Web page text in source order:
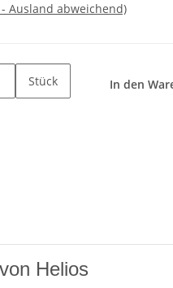
- Ausland abweichend)
Stück In den
Helios